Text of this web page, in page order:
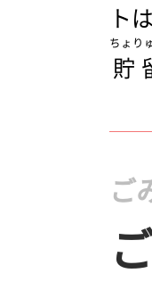
ト
貯
ちょり
ご